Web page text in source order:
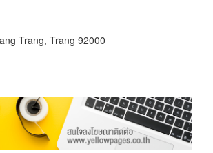
Trang, Trang 92000